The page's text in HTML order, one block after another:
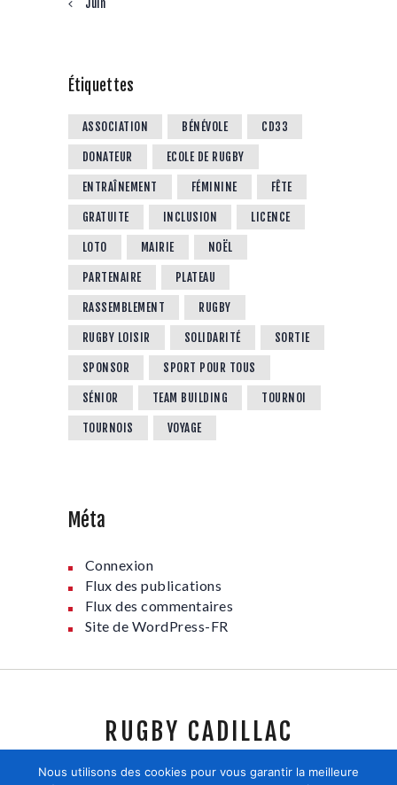
« Juin
Étiquettes
ASSOCIATION BÉNÉVOLE CD33
DONATEUR ECOLE DE RUGBY
ENTRAÎNEMENT FÉMININE FÊTE
GRATUITE INCLUSION LICENCE
LOTO MAIRIE NOËL
PARTENAIRE PLATEAU
RASSEMBLEMENT RUGBY
RUGBY LOISIR SOLIDARITÉ SORTIE
SPONSOR SPORT POUR TOUS
SÉNIOR TEAM BUILDING TOURNOI
TOURNOIS VOYAGE
Méta
Connexion
Flux des publications
Flux des commentaires
Site de WordPress-FR
RUGBY CADILLAC
Nous utilisons des cookies pour vous garantir la meilleure